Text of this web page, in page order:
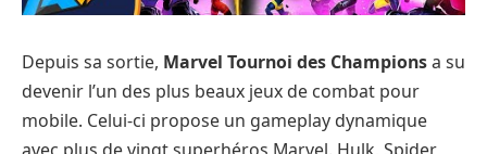
Depuis sa sortie, Marvel Tournoi des Championsa su
devenir l’un des plus beaux jeux de combat pour
mobile. Celui-ci propose un gameplay dynamique